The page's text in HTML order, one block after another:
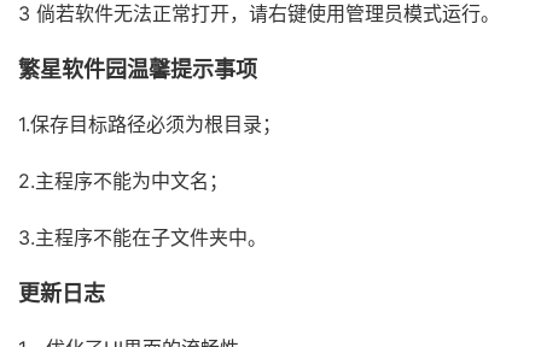
3 倘若软件无法正常打开，请右键使用管理员模式运行。
繁星软件园温馨提示事项
1.保存目标路径必须为根目录；
2.主程序不能为中文名；
3.主程序不能在子文件夹中。
更新日志